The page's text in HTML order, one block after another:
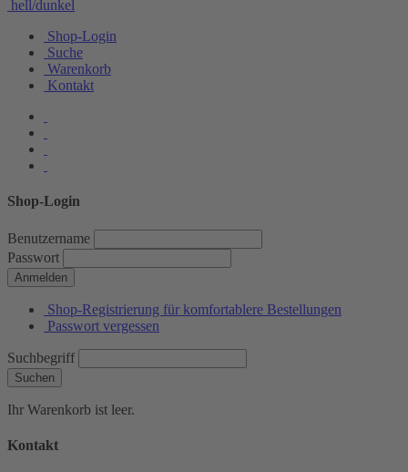
hell/dunkel
Shop-Login
Suche
Warenkorb
Kontakt
Shop-Login
Benutzername
Passwort
Anmelden
Shop-Registrierung für komfortablere Bestellungen
Passwort vergessen
Suchbegriff
Suchen
Ihr Warenkorb ist leer.
Kontakt